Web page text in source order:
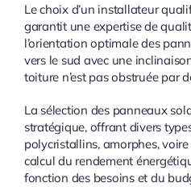
Le choix d’un installateur
garantit une expertise de
l’orientation optimale des
vers le sud avec une
toiture n’est pas obstruée par
La sélection des panneaux
stratégique, offrant divers
polycristallins, amorphes,
calcul du rendement
fonction des besoins et du